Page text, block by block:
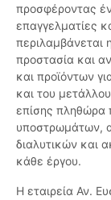
προσφέροντας
επαγγελματίες
περιλαμβάνεται
προστασία και
και προϊόντων
και του
επίσης πληθώρα
υποστρωμάτων,
διαλυτικών και
κάθε έργου.
Η εταιρεία Αν.